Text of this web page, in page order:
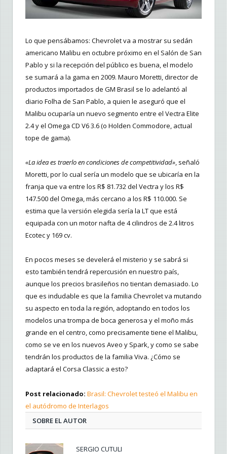
Lo que pensábamos: Chevrolet va a mostrar su sedán
americano Malibu en octubre próximo en el Salón de San
Pablo y si la recepción del público es buena, el modelo
se sumará a la gama en 2009. Mauro Moretti, director de
productos importados de GM Brasil se lo adelantó al
diario Folha de San Pablo, a quien le aseguró que el
Malibu ocuparía un nuevo segmento entre el Vectra Elite
2.4 y el Omega CD V6 3.6 (o Holden Commodore, actual
tope de gama).
«La idea es traerlo en condiciones de competitividad», señaló
Moretti, por lo cual sería un modelo que se ubicaría en la
franja que va entre los R$ 81.732 del Vectra y los R$
147.500 del Omega, más cercano a los R$ 110.000. Se
estima que la versión elegida sería la LT que está
equipada con un motor nafta de 4 cilindros de 2.4 litros
Ecotec y 169 cv.
En pocos meses se develerá el misterio y se sabrá si
esto también tendrá repercusión en nuestro país,
aunque los precios brasileños no tientan demasiado. Lo
que es indudable es que la familia Chevrolet va mutando
su aspecto en toda la región, adoptando en todos los
modelos una trompa de boca generosa y el moño más
grande en el centro, como precisamente tiene el Malibu,
como se ve en los nuevos Aveo y Spark, y como se sabe
tendrán los productos de la familia Viva. ¿Cómo se
adaptará el Corsa Classic a esto?
Post relacionado: Brasil: Chevrolet testeó el Malibu en
el autódromo de Interlagos
SOBRE EL AUTOR
SERGIO CUTULI